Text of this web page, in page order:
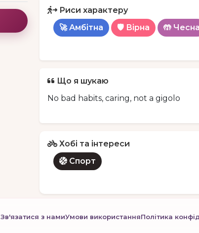
Риси характеру
🚀 Амбітна
🛡️ Вірна 🤲 Чесна
Що я шукаю
No bad habits, caring, not a gigolo
Хобі та інтереси
Спорт
Зв'язатися з намиУмови використанняПолітика